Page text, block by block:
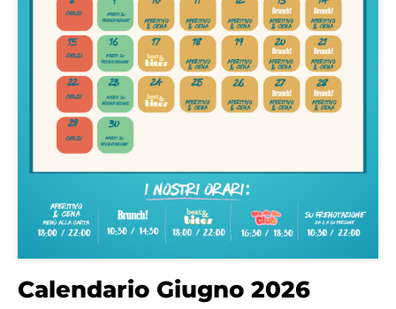
Calendario Giugno 2026